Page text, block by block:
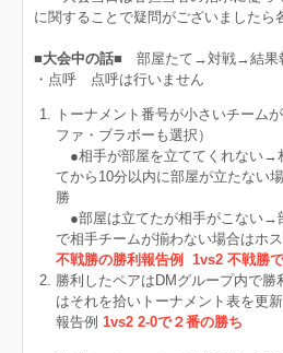
に関することで疑問がございましたら
■大会中の話■ 部屋たて→対戦→結果
・点呼 点呼は行いません
トーナメント番号が小さいチーム
ファ・ブラボーも選択）
●相手が部屋を立ててくれない→
てから10分以内に部屋が立たない
勝
●部屋は立てたが相手がこない→
で相手チームが揃わない場合はホ
不戦勝の勝利報告例 1vs2 不戦勝
勝利したペアはDMグループ内で
はそれを拾いトーナメント表を更新
報告例 1vs2 2-0で２番の勝ち